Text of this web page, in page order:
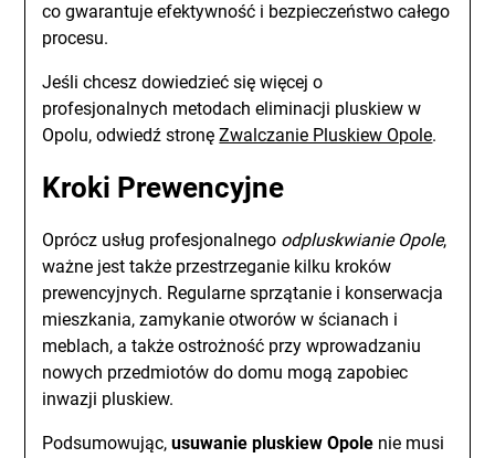
co gwarantuje efektywność i bezpieczeństwo całego
procesu.
Jeśli chcesz dowiedzieć się więcej o
profesjonalnych metodach eliminacji pluskiew w
Opolu, odwiedź stronęZwalczanie Pluskiew Opole.
Kroki Prewencyjne
Oprócz usług profesjonalnego odpluskwianie Opole,
ważne jest także przestrzeganie kilku kroków
prewencyjnych. Regularne sprzątanie i konserwacja
mieszkania, zamykanie otworów w ścianach i
meblach, a także ostrożność przy wprowadzaniu
nowych przedmiotów do domu mogą zapobiec
inwazji pluskiew.
Podsumowując,usuwanie pluskiew Opole nie musi